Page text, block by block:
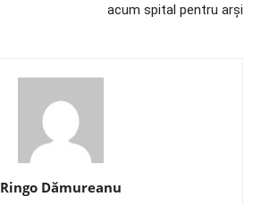
acum spital pentru arși
Ringo Dămureanu